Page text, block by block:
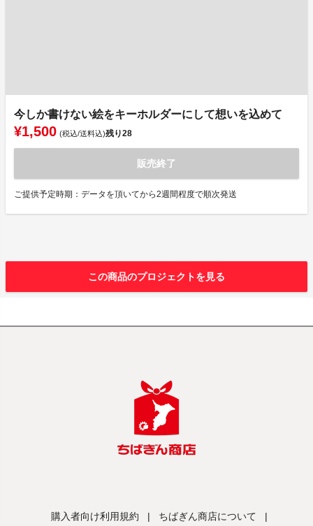
今しか書けない絵をキーホルダーにして想いを込めて
¥1,500 (税込/送料込)残り28
販売終了
ご提供予定時期：データを頂いてから2週間程度で順次発送
この商品のプロジェクトを見る
購入者向け利用規約 | ちばぎん商店について |